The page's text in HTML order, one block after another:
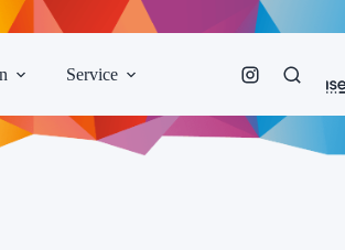
Service